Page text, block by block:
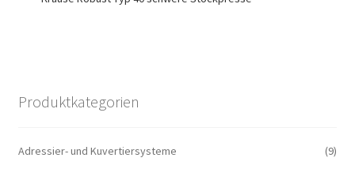
Produktkategorien
Adressier- und Kuvertiersysteme
(9)